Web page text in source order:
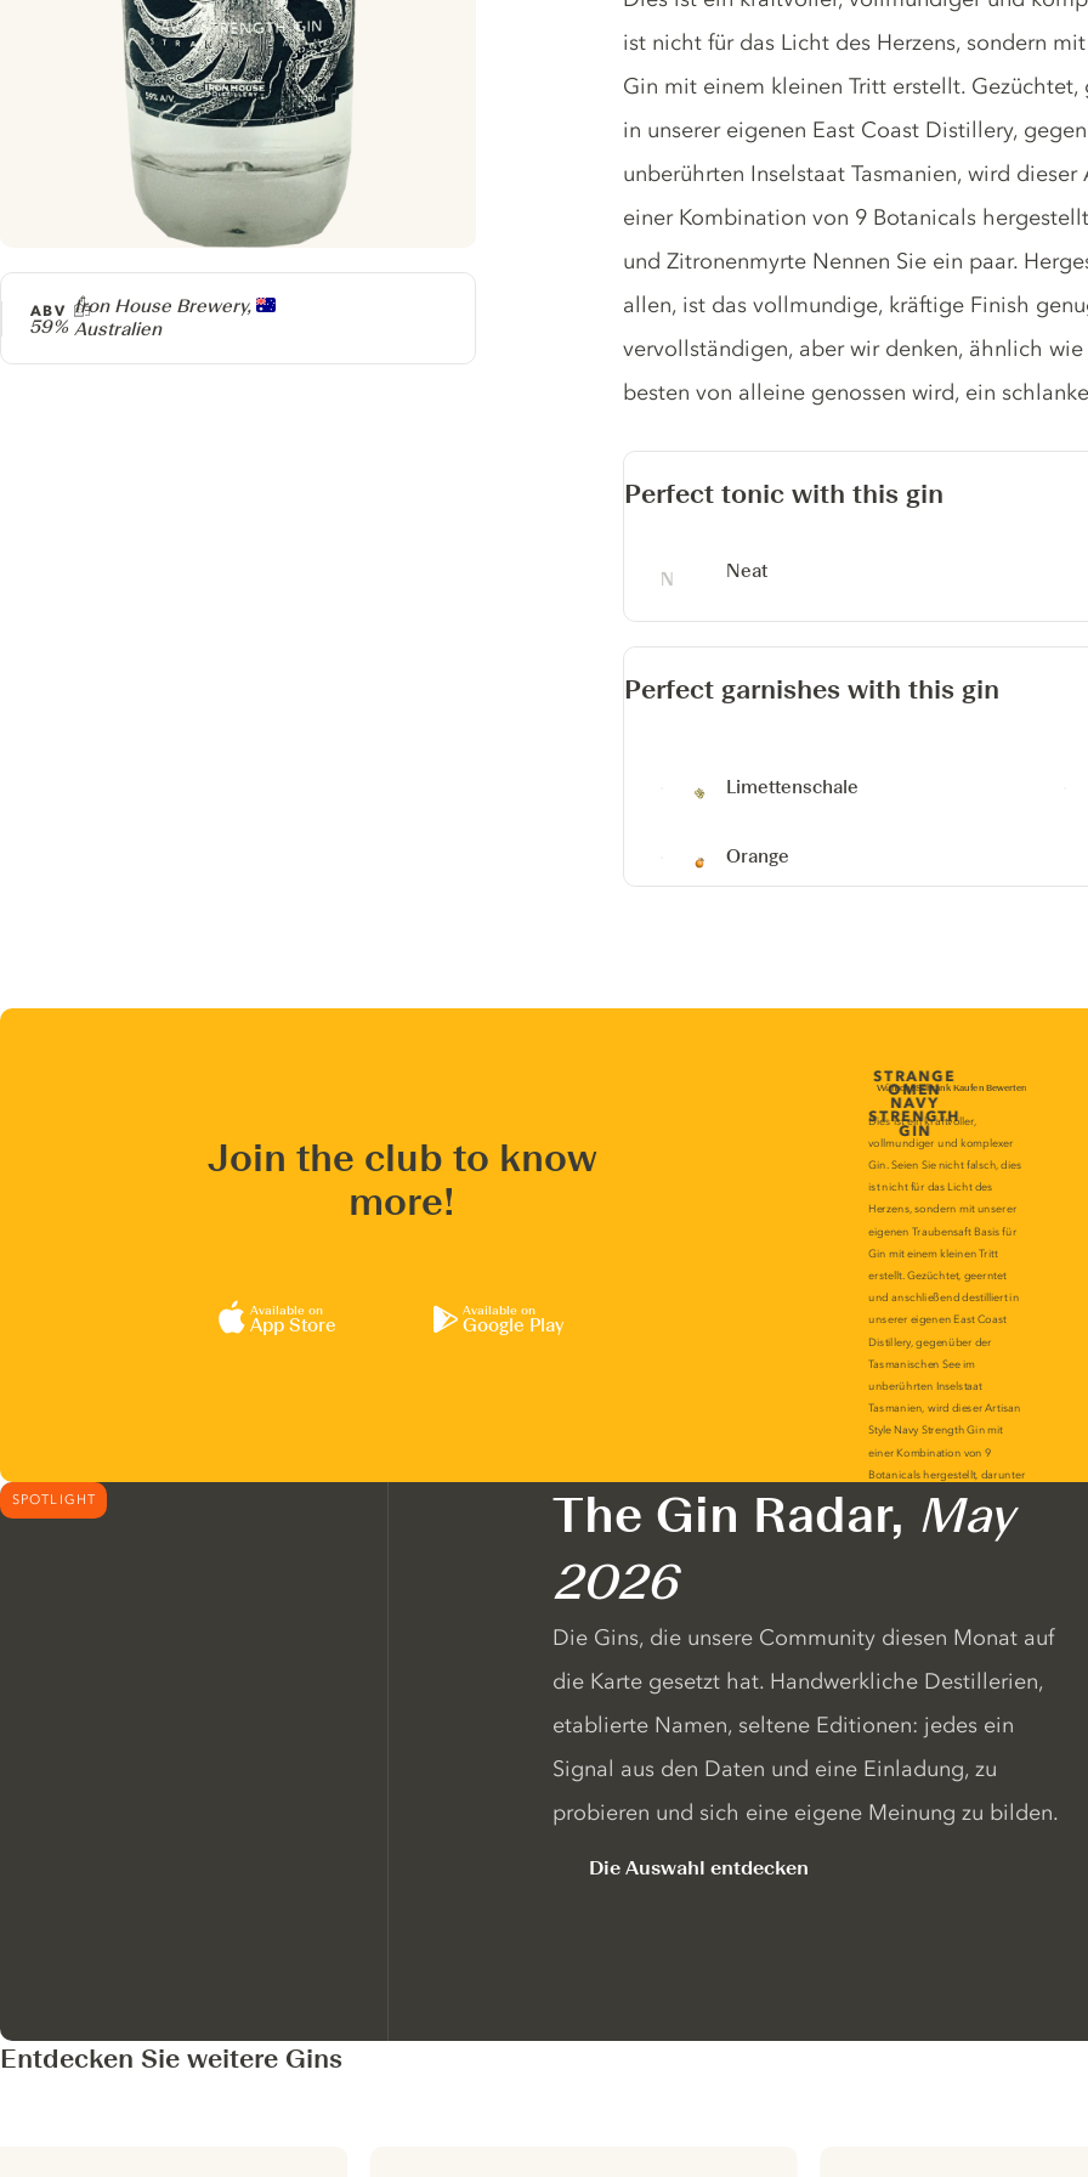
Producer
Iron House Brewery,
Australien
ABV
59%
ist nicht für das Licht des Herzens, sondern
Gin mit einem kleinen Tritt erstellt.
in unserer eigenen East Coast Distillery,
unberührten Inselstaat Tasmanien, wird
einer Kombination von 9 Botanicals
und Zitronenmyrte Nennen Sie ein paar.
allen, ist das vollmundige, kräftige Finish
vervollständigen, aber wir denken, ähnlich
besten von alleine genossen wird, ein
Perfect tonic with this gin
Neat
Perfect garnishes with this gin
Limettenschale
Orange
Join the club to know
more!
Available on
App Store
Available on
Google Play
SPOTLIGHT The Gin Radar, May
2026
Die Gins, die unsere Community diesen Monat auf
die Karte gesetzt hat. Handwerkliche Destillerien,
etablierte Namen, seltene Editionen: jedes ein
Signal aus den Daten und eine Einladung, zu
probieren und sich eine eigene Meinung zu bilden.
Die Auswahl entdecken
Entdecken Sie weitere Gins